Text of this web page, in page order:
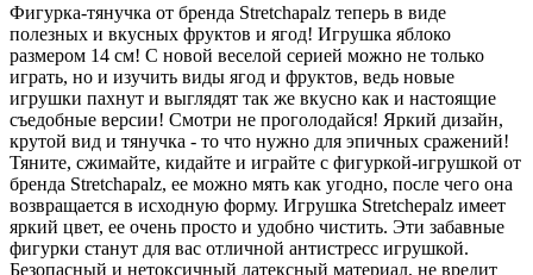
Фигурка-тянучка от бренда Stretchapalz теперь в виде
полезных и вкусных фруктов и ягод! Игрушка яблоко
размером 14 см! С новой веселой серией можно не только
играть, но и изучить виды ягод и фруктов, ведь новые
игрушки пахнут и выглядят так же вкусно как и настоящие
съедобные версии! Смотри не проголодайся! Яркий дизайн,
крутой вид и тянучка - то что нужно для эпичных сражений!
Тяните, сжимайте, кидайте и играйте с фигуркой-игрушкой от
бренда Stretchapalz, ее можно мять как угодно, после чего она
возвращается в исходную форму. Игрушка Stretchepalz имеет
яркий цвет, ее очень просто и удобно чистить. Эти забавные
фигурки станут для вас отличной антистресс игрушкой.
Безопасный и нетоксичный латексный материал, не вредит